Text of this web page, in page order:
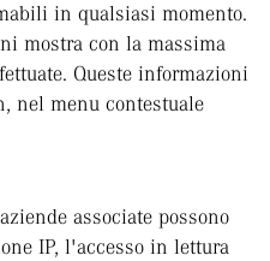
in qualsiasi momento.
mostra con la massima
Queste informazioni
nel menu contestuale
associate possono
IP, l'accesso in lettura